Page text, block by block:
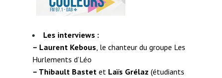
Les interviews :
– Laurent Kebous , le chanteur du groupe Les
Hurlements d’Léo
– Thibault Bastet et Laïs Grélaz (étudiants